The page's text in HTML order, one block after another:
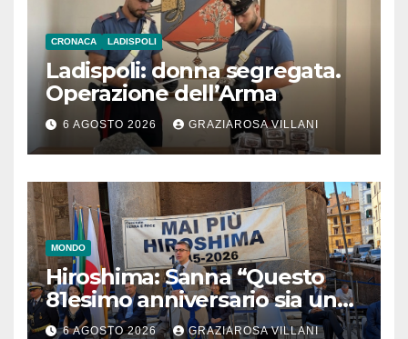
CRONACA LADISPOLI
Ladispoli: donna segregata.
Operazione dell’Arma
6 AGOSTO 2026 GRAZIAROSA VILLANI
MONDO
Hiroshima: Sanna “Questo
81esimo anniversario sia un
monito per tutti”
6 AGOSTO 2026 GRAZIAROSA VILLANI